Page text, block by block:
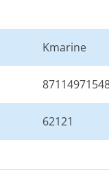
Kmarine
62121